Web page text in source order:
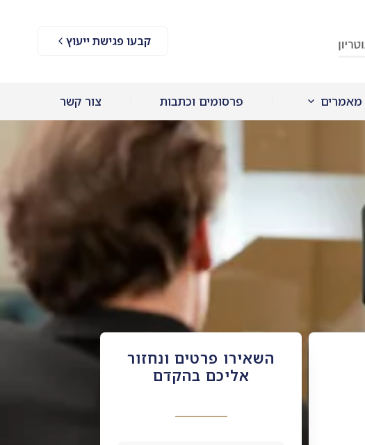
קבעו פגישת ייעוץ
מאמרים פרסומים וכתבות צור קשר
השאירו פרטים ונחזור
אליכם בהקדם